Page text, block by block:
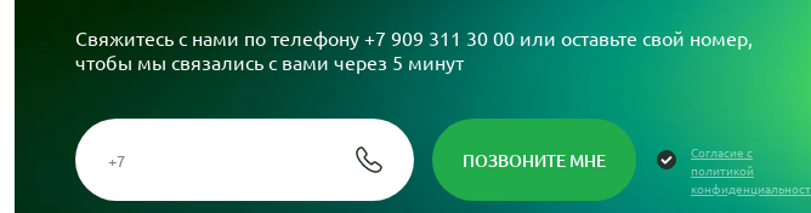
Свяжитесь с нами по телефону +7 909 311 30 00 или оставьте свой номер,
чтобы мы связались с вами через 5 минут
Согласие с
политикой